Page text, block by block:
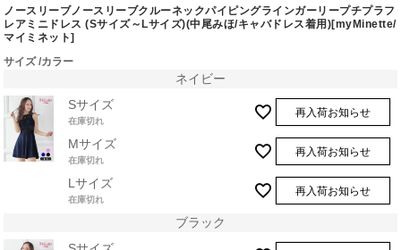
ノースリーブノースリーブクルーネックパイピングラインガーリープチプラフ
レアミニドレス (Sサイズ～Lサイズ)(中尾みほ/キャバドレス着用)[myMinette/
マイミネット]
サイズ カラー
ネイビー
Sサイズ
在庫切れ
再入荷お知らせ
Mサイズ
在庫切れ
再入荷お知らせ
Lサイズ
在庫切れ
再入荷お知らせ
ブラック